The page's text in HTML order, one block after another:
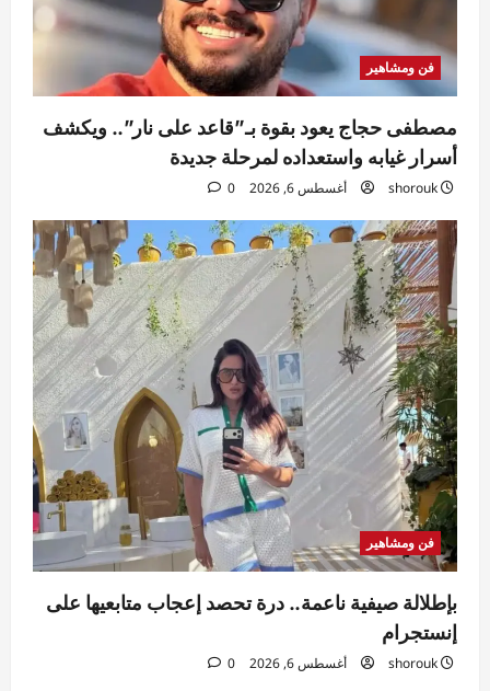
فن ومشاهير
مصطفى حجاج يعود بقوة بـ”قاعد على نار”.. ويكشف
أسرار غيابه واستعداده لمرحلة جديدة
shorouk أغسطس 6, 2026 0
فن ومشاهير
بإطلالة صيفية ناعمة.. درة تحصد إعجاب متابعيها على
إنستجرام
shorouk أغسطس 6, 2026 0